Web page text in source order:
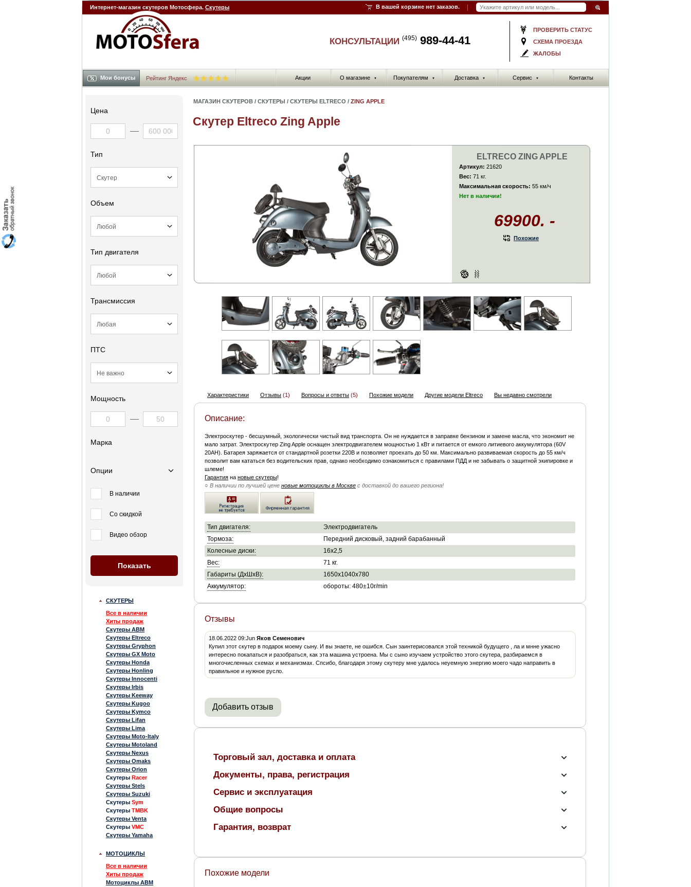
Интернет-магазин скутеров Мотосфера. Скутеры В вашей корзине нет заказов.
ПРОВЕРИТЬ СТАТУС
СХЕМА ПРОЕЗДА
ЖАЛОБЫ
КОНСУЛЬТАЦИИ (495) 989-44-41
Акции О магазине ▼ Покупателям ▼ Доставка ▼ Сервис ▼ Контакты
Мои бонусы Рейтинг Яндекс
Цена
Тип
Объем
Тип двигателя
Трансмиссия
ПТС
Мощность
Марка
Опции
В наличии
Со скидкой
Видео обзор
СКУТЕРЫ
Все в наличии
Хиты продаж
Скутеры ABM
Скутеры Eltreco
Скутеры Gryphon
Скутеры GX Moto
Скутеры Honda
Скутеры Honling
Скутеры Innocenti
Скутеры Irbis
Скутеры Keeway
Скутеры Kugoo
Скутеры Kymco
Скутеры Lifan
Скутеры Lima
Скутеры Moto-Italy
Скутеры Motoland
Скутеры Nexus
Скутеры Omaks
Скутеры Orion
Скутеры Racer
Скутеры Stels
Скутеры Suzuki
Скутеры Sym
Скутеры TMBK
Скутеры Venta
Скутеры VMC
Скутеры Yamaha
МОТОЦИКЛЫ
Все в наличии
Хиты продаж
Мотоциклы ABM
МАГАЗИН СКУТЕРОВ / СКУТЕРЫ / СКУТЕРЫ ELTRECO / ZING APPLE
Скутер Eltreco Zing Apple
ELTRECO ZING APPLE
Артикул: 21620
Вес: 71 кг.
Максимальная скорость: 55 км/ч
Нет в наличии!
69900. -
Похожие
Характеристики Отзывы (1) Вопросы и ответы (5) Похожие модели Другие модели Eltreco Вы недавно смотрели
Описание:
Электроскутер - бесшумный, экологически чистый вид транспорта. Он не нуждается в заправке бензином и замене масла, что экономит не
мало затрат. Электроскутер Zing Apple оснащен электродвигателем мощностью 1 кВт и питается от емкого литиевого аккумулятора (60V
20AH). Батарея заряжается от стандартной розетки 220В и позволяет проехать до 50 км. Максимально развиваемая скорость до 55 км/ч
позволит вам кататься без водительских прав, однако необходимо ознакомиться с правилами ПДД и не забывать о защитной экипировке и
шлеме!
Гарантия на новые скутеры!
○ В наличии по лучшей цене новые мотоциклы в Москве с доставкой до вашего региона!
Тип двигателя:
Электродвигатель
Тормоза:
Передний дисковый, задний барабанный
Колесные диски:
16x2,5
Вес:
71 кг.
Габариты (ДхШхВ):
1650x1040x780
Аккумулятор:
обороты: 480±10r/min
Отзывы
18.06.2022 09:Jun Яков Семенович
Купил этот скутер в подарок моему сыну. И вы знаете, не ошибся. Сын заинтерисовался этой техникой будущего , ла и мнне ужасно
интересно покапаться и разобраться, как эта машина устроена. Мы с сыно изучаем устройство этого скутера, разбираемся в
многочисленных схемах и механизмах. Спсибо, благодаря этому скутеру мне удалось неуемную энергию моего чадо направить в
правильное и нужное русло.
Добавить отзыв
Торговый зал, доставка и оплата
Документы, права, регистрация
Сервис и эксплуатация
Общие вопросы
Гарантия, возврат
Похожие модели